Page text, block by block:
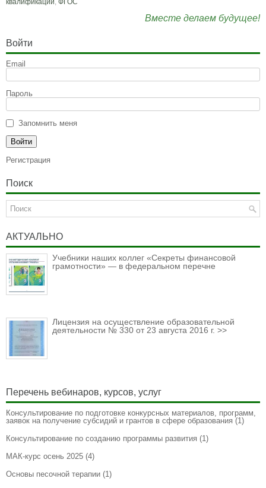
квалификации , ФГОС
Вместе делаем будущее!
Войти
Email
Пароль
Запомнить меня
Регистрация
Поиск
АКТУАЛЬНО
Учебники наших коллег «Секреты финансовой
грамотности» — в федеральном перечне
Лицензия на осуществление образовательной
деятельности № 330 от 23 августа 2016 г. >>
Перечень вебинаров, курсов, услуг
Консультирование по подготовке конкурсных материалов, программ,
заявок на получение субсидий и грантов в сфере образования (1)
Консультирование по созданию программы развития (1)
МАК-курс осень 2025 (4)
Основы песочной терапии (1)